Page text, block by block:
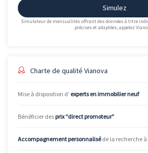
Simulez
Simulateur de mensualités offrant des données à titre
précises et adaptées, appelez
Charte de qualité Vianova
Mise à disposition d’ experts en immobilier neuf
Bénéficier des prix “direct promoteur”
Accompagnement personnaliséde la recherche